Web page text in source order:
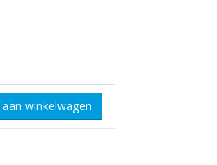
winkelwagen